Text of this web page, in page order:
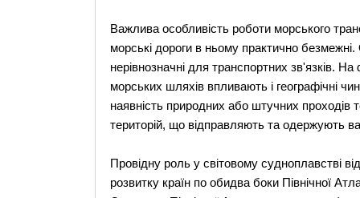
Важлива особливість роботи морського
морські дороги в ньому практично
нерівнозначні для транспортних зв'язків.
морських шляхів впливають і географічні
наявність природних або штучних проходів
територій, що відправляють та одержують
Провідну роль у світовому судноплавстві
розвитку країн по обидва боки Північної